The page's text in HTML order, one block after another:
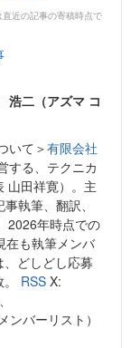
近の記事の寄稿時点で
二（アズマ コ
いて＞有限会社
する、テクニカ
山田祥寛）。主
執筆、翻訳、
2026年時点での
在も執筆メンバ
どしどし応募
RSS X:
メンバーリスト）